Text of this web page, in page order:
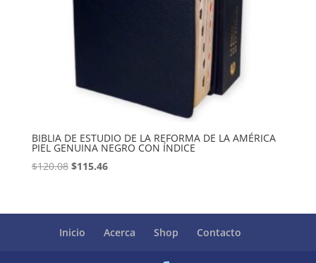
BIBLIA DE ESTUDIO DE LA REFORMA DE LA AMÉRICA
PIEL GENUINA NEGRO CON ÍNDICE
$120.08 Original
$120.08.
$115.46Current
$115.46.
Inicio
Acerca Shop Contacto